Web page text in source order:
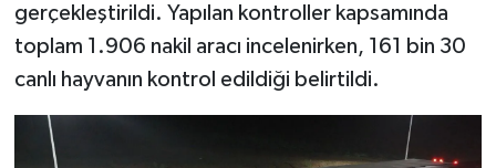
gerçekleştirildi. Yapılan kontroller kapsamında
toplam 1.906 nakil aracı incelenirken, 161 bin 30
canlı hayvanın kontrol edildiği belirtildi.